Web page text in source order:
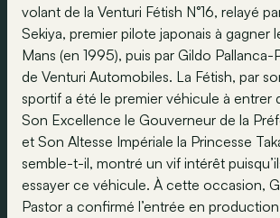
volant de la Venturi Fétish N°16, relayé
Sekiya, premier pilote japonais à gagner
Mans (en 1995), puis par Gildo Pallanca-
de Venturi Automobiles. La Fétish, par
sportif a été le premier véhicule à entrer
Son Excellence le Gouverneur de la
et Son Altesse Impériale la Princesse
semble-t-il, montré un vif intérêt
essayer ce véhicule. À cette occasion,
Pastor a confirmé l’entrée en